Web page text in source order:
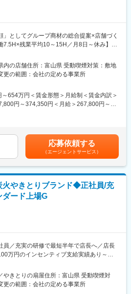
営業です。
地の利用状況やお困りごとをお伺いし、
ートを建てることによる節税・収入・資産
やご家族様の将来の安心をサポートするだ
方に安全な住環境を提供できる、やりがい
ション＞
、今後への悩みについて、話を「聞く」こ
場見学（先輩社員の営業に同行）と支店長
や実際の仕事内容を直接見ることができ、
社判断をいただけます。
約2週間
間100時間（毎日30分）
など
・施工、「ホームメイト」運営まで手がけ
める業務
」としてグループ商材の総合提案×店舗づく
7.5H×残業平均10～15H／月8日～休み】
ド・楽天市場・楽天ポイントなど、楽天経
的にご提案します。
イント活用、楽天カード、各種サービス案
ータ移行サポート
評価
り、POP作成
り
グループ共通のeラーニングでビジネススキ
内の店舗住所：富山県 受動喫煙対策：敷地
更の範囲：会社の定める事業所
～654万円＜賃金形態＞月給制＜賃金内訳＞
円～374,350円＜月給＞267,800円～
応募依頼する
（エージェントサービス）
火やきとりブランド◆正社員/充
ード上場G
員／充実の研修で最短半年で店長へ／店長
万円のインセンティブ支給実績あり～
社いただく方には、『やきとりの扇屋』の
いただきます。全国に展開中ですが、更に
やきとりの扇屋住所：富山県 受動喫煙対
更の範囲：会社の定める事業所